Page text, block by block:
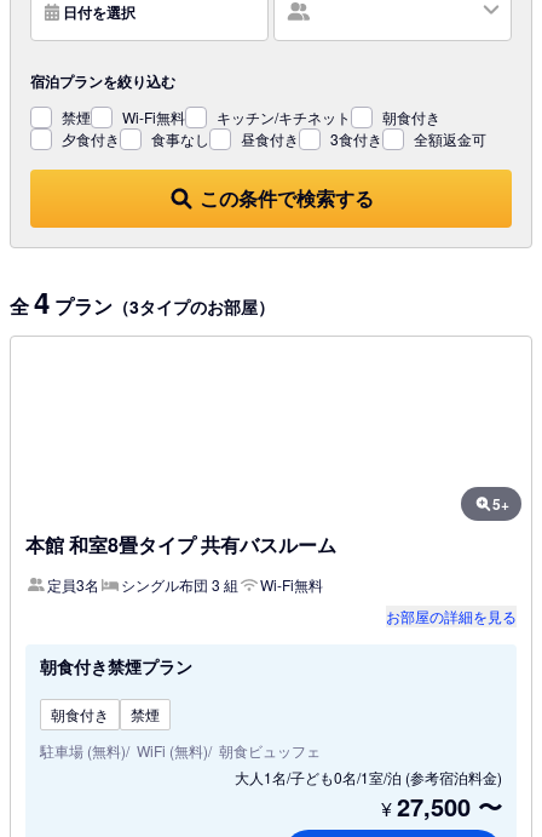
日付を選択
この条件で検索する
宿泊プランを絞り込む
禁煙 Wi-Fi無料 キッチン/キチネット
朝食付き
夕食付き
食事なし 昼食付き 3食付き 全額返金可
全4 プラン （3タイプのお部屋）
5+
本館 和室8畳タイプ 共有バスルーム
定員3名 シングル布団 3 組
Wi-Fi無料
お部屋の詳細を見る
朝食付き禁煙プラン
朝食付き
禁煙
駐車場 (無料) WiFi (無料) 朝食ビュッフェ
大人1名/子ども0名/1室/泊 (参考宿泊料金)
¥27,500 〜